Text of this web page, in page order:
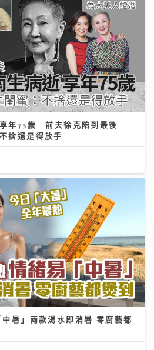
享年75歲 前夫徐克陪到最後
捨還是得放手
暑」兩款湯水即消暑 零廚藝都